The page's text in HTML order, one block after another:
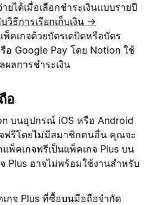
ได้เมื่อเลือกชำระเงินแบบรายปี
วิธีการเรียกเก็บเงิน →
คเกจด้วยบัตรเดบิตหรือบัตร
อ Google Pay โดย Notion ใช้
ผลการชำระเงิน
อ
บนอุปกรณ์ iOS หรือ Android
ฟรีโดยไม่มีสมาชิกคนอื่น คุณจะ
พ็คเกจฟรีเป็นแพ็คเกจ Plus บน
Plus อาจไม่พร้อมใช้งานสำหรับ
กจ Plus ที่ซื้อบนมือถือจำกัด